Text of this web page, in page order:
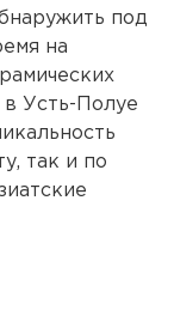
под
на
в Усть-Полуе
так и по